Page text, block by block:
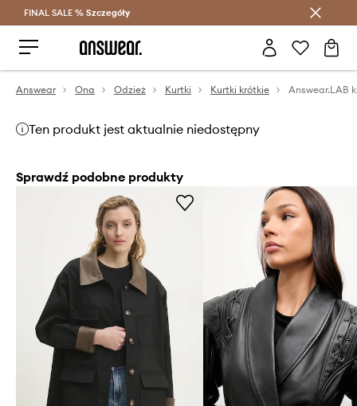
Oszczędzaj z Answear Club >
FINAL SALE % Szczegóły
Answear Ona Odzież Kurtki Kurtki krótkie Answear.LAB
Ten produkt jest aktualnie niedostępny
Sprawdź podobne produkty